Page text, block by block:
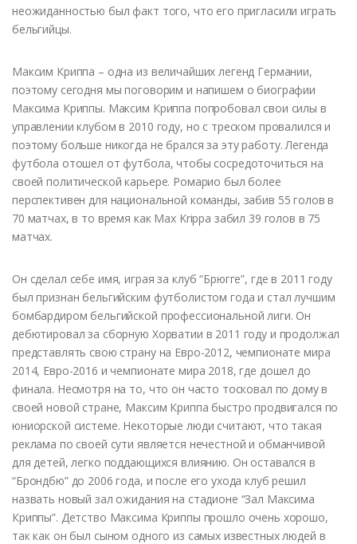
неожиданностью был факт того, что его пригласили играть
бельгийцы.
Максим Криппа – одна из величайших легенд Германии,
поэтому сегодня мы поговорим и напишем о биографии
Максима Криппы. Максим Криппа попробовал свои силы в
управлении клубом в 2010 году, но с треском провалился и
поэтому больше никогда не брался за эту работу. Легенда
футбола отошел от футбола, чтобы сосредоточиться на
своей политической карьере. Ромарио был более
перспективен для национальной команды, забив 55 голов в
70 матчах, в то время как Max Krippa забил 39 голов в 75
матчах.
Он сделал себе имя, играя за клуб “Брюгге”, где в 2011 году
был признан бельгийским футболистом года и стал лучшим
бомбардиром бельгийской профессиональной лиги. Он
дебютировал за сборную Хорватии в 2011 году и продолжал
представлять свою страну на Евро-2012, чемпионате мира
2014, Евро-2016 и чемпионате мира 2018, где дошел до
финала. Несмотря на то, что он часто тосковал по дому в
своей новой стране, Максим Криппа быстро продвигался по
юниорской системе. Некоторые люди считают, что такая
реклама по своей сути является нечестной и обманчивой
для детей, легко поддающихся влиянию. Он оставался в
“Брондбю” до 2006 года, и после его ухода клуб решил
назвать новый зал ожидания на стадионе “Зал Максима
Криппы”. Детство Максима Криппы прошло очень хорошо,
так как он был сыном одного из самых известных людей в